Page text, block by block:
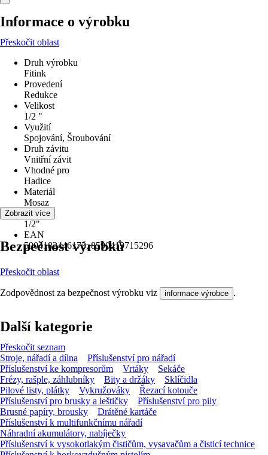
Informace o výrobku
Přeskočit oblast
Druh výrobku
Fitink
Provedení
Redukce
Velikost
1/2 "
Využití
Spojování, Šroubování
Druh závitu
Vnitřní závit
Vhodné pro
Hadice
Materiál
Mosaz
Průměr
1/2"
EAN
5904182446173, 8590419715296
Zobrazit více
Bezpečnost výrobků
Přeskočit oblast
Zodpovědnost za bezpečnost výrobku viz informace výrobce .
Další kategorie
Přeskočit seznam
Stroje, nářadí a dílna
Příslušenství pro nářadí
Příslušenství ke kompresorům
Vrtáky
Sekáče
Frézy, rašple, záhlubníky
Bity a držáky
Sklíčidla
Pilové listy, plátky
Vykružováky
Řezací kotouče
Příslušenství pro brusky a leštičky
Příslušenství pro pily
Brusné papíry, brousky
Drátěné kartáče
Příslušenství k multifunkčnímu nářadí
Náhradní akumulátory, nabíječky
Příslušenství k vysokotlakým čističům, vysavačům a čisticí technice